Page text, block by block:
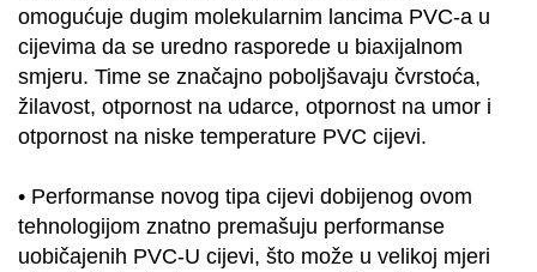
omogućuje dugim molekularnim lancima PVC-a u
cijevima da se uredno rasporede u biaxijalnom
smjeru. Time se značajno poboljšavaju čvrstoća,
žilavost, otpornost na udarce, otpornost na umor i
otpornost na niske temperature PVC cijevi.
• Performanse novog tipa cijevi dobijenog ovom
tehnologijom znatno premašuju performanse
uobičajenih PVC-U cijevi, što može u velikoj mjeri